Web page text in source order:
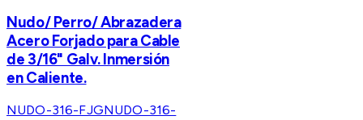
Nudo/ Perro/ Abrazadera
Acero Forjado para Cable
de 3/16" Galv. Inmersión
en Caliente.
NUDO-316-FJGNUDO-316-